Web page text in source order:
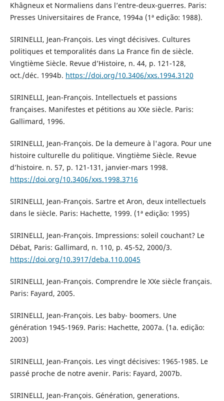
Khâgneux et Normaliens dans l’entre-deux-guerres. Paris:
Presses Universitaires de France, 1994a (1ª edição: 1988).
SIRINELLI, Jean-François. Les vingt décisives. Cultures
politiques et temporalités dans La France fin de siècle.
Vingtième Siècle. Revue d’Histoire, n. 44, p. 121-128,
oct./déc. 1994b. https://doi.org/10.3406/xxs.1994.3120
SIRINELLI, Jean-François. Intellectuels et passions
françaises. Manifestes et pétitions au XXe siècle. Paris:
Gallimard, 1996.
SIRINELLI, Jean-François. De la demeure à l'agora. Pour une
histoire culturelle du politique. Vingtième Siècle. Revue
d’histoire. n. 57, p. 121-131, janvier-mars 1998.
https://doi.org/10.3406/xxs.1998.3716
SIRINELLI, Jean-François. Sartre et Aron, deux intellectuels
dans le siècle. Paris: Hachette, 1999. (1ª edição: 1995)
SIRINELLI, Jean-François. Impressions: soleil couchant? Le
Débat, Paris: Gallimard, n. 110, p. 45-52, 2000/3.
https://doi.org/10.3917/deba.110.0045
SIRINELLI, Jean-François. Comprendre le XXe siècle français.
Paris: Fayard, 2005.
SIRINELLI, Jean-François. Les baby- boomers. Une
génération 1945-1969. Paris: Hachette, 2007a. (1a. edição:
2003)
SIRINELLI, Jean-François. Les vingt décisives: 1965-1985. Le
passé proche de notre avenir. Paris: Fayard, 2007b.
SIRINELLI, Jean-François. Génération, generations.